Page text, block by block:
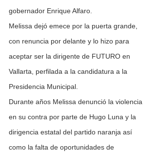
gobernador Enrique Alfaro.
Melissa dejó emece por la puerta grande,
con renuncia por delante y lo hizo para
aceptar ser la dirigente de FUTURO en
Vallarta, perfilada a la candidatura a la
Presidencia Municipal.
Durante años Melissa denunció la violencia
en su contra por parte de Hugo Luna y la
dirigencia estatal del partido naranja así
como la falta de oportunidades de